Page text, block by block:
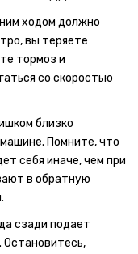
ходом должно
вы теряете
тормоз и
со скоростью
близко
Помните, что
себя иначе, чем при
в обратную
сзади подает
Остановитесь,